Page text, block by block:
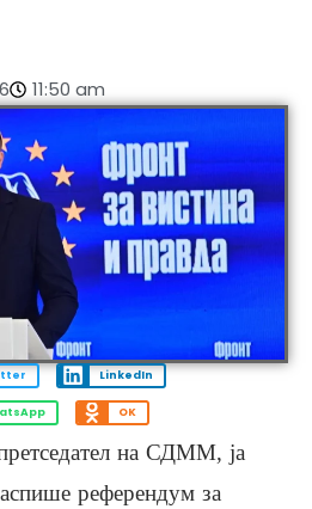
11:50 am
LinkedIn
OK
на СДММ, ја
референдум за